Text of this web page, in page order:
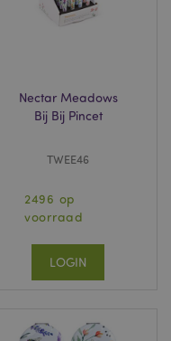
Nectar Meadows
Bij Bij Pincet
TWEE46
2496 op
voorraad
LOGIN